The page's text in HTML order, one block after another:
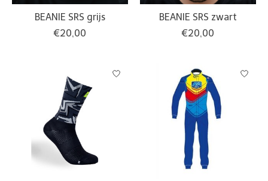
BEANIE SRS grijs
€20,00
BEANIE SRS zwart
€20,00